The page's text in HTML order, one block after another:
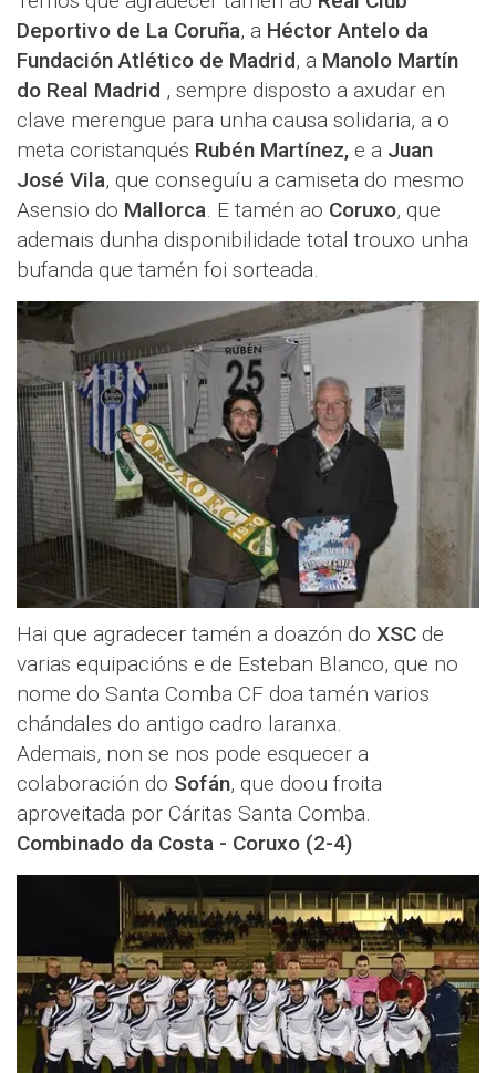
Deportivo de La Coruña, a Héctor Antelo da
Fundación Atlético de Madrid, a Manolo Martín
do Real Madrid , sempre disposto a axudar en
clave merengue para unha causa solidaria, a o
meta coristanqués Rubén Martínez, e a Juan
José Vila, que conseguíu a camiseta do mesmo
Asensio do Mallorca. E tamén ao Coruxo, que
ademais dunha disponibilidade total trouxo unha
bufanda que tamén foi sorteada.
Hai que agradecer tamén a doazón do XSC de
varias equipacións e de Esteban Blanco, que no
nome do Santa Comba CF doa tamén varios
chándales do antigo cadro laranxa.
Ademais, non se nos pode esquecer a
colaboración do Sofán, que doou froita
aproveitada por Cáritas Santa Comba.
Combinado da Costa - Coruxo (2-4)